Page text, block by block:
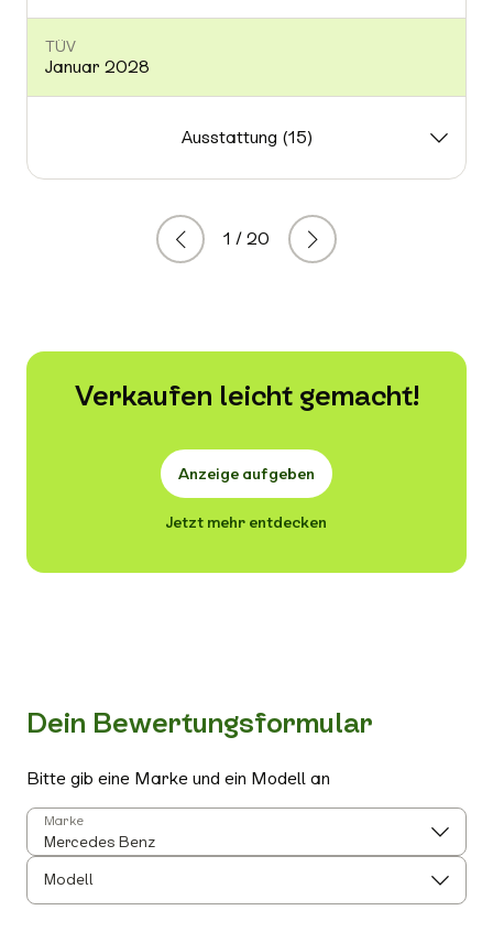
TÜV
Januar 2028
Ausstattung (15)
Zurück
1 / 20 Weiter
Verkaufen leicht gemacht!
Anzeige aufgeben
Jetzt mehr entdecken
Dein Bewertungsformular
Bitte gib eine Marke und ein Modell an
Marke
Modell